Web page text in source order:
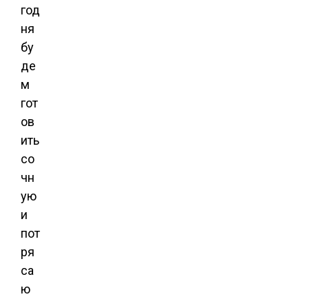
год
ня
бу
де
м
гот
ов
ить
со
чн
ую
и
пот
ря
са
ю